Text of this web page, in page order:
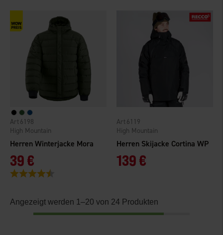
Herren Winterjacke Mora
High Mountain
6198
39 €
Bewertung:
Herren Skijacke Cortina WP
High Mountain
6119
139 €
Angezeigt werden 1–20 von 24 Produkten